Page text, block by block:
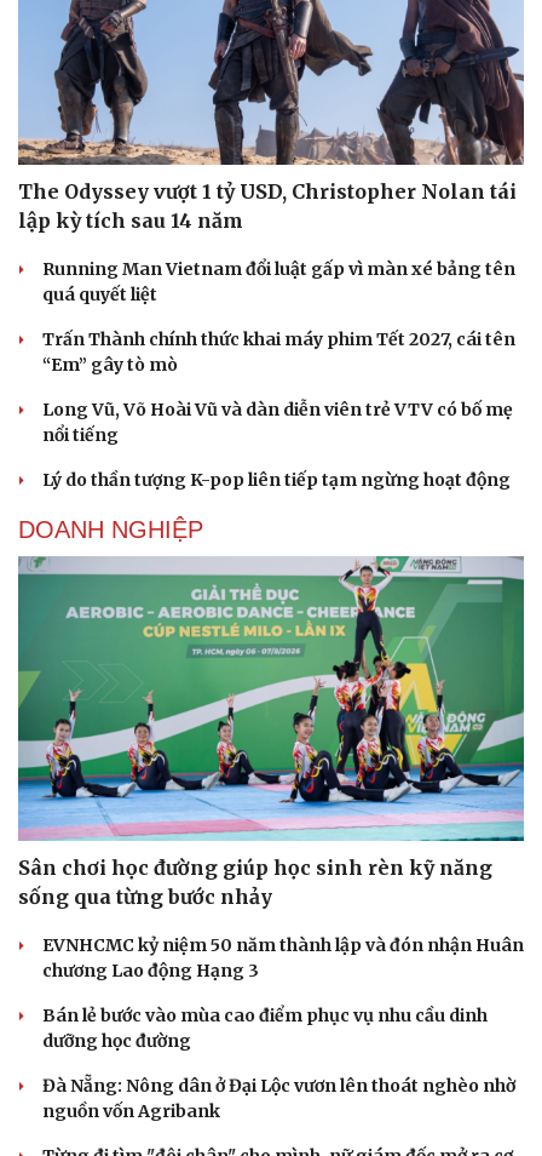
The Odyssey vượt 1 tỷ USD, Christopher Nolan tái
lập kỳ tích sau 14 năm
Running Man Vietnam đổi luật gấp vì màn xé bảng tên
quá quyết liệt
Trấn Thành chính thức khai máy phim Tết 2027, cái tên
“Em” gây tò mò
Long Vũ, Võ Hoài Vũ và dàn diễn viên trẻ VTV có bố mẹ
nổi tiếng
Lý do thần tượng K-pop liên tiếp tạm ngừng hoạt động
DOANH NGHIỆP
Sân chơi học đường giúp học sinh rèn kỹ năng
sống qua từng bước nhảy
EVNHCMC kỷ niệm 50 năm thành lập và đón nhận Huân
chương Lao động Hạng 3
Bán lẻ bước vào mùa cao điểm phục vụ nhu cầu dinh
dưỡng học đường
Đà Nẵng: Nông dân ở Đại Lộc vươn lên thoát nghèo nhờ
nguồn vốn Agribank